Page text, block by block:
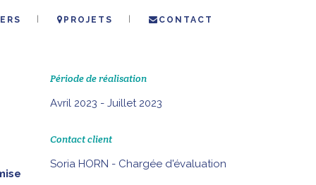
PROJETS CONTACT
Période de réalisation
Avril 2023 - Juillet 2023
Contact client
Soria HORN - Chargée d'évaluation